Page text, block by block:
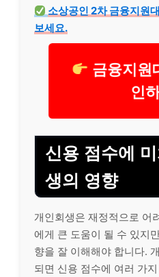
소상공인 2차 금융지원
보세요.
금융지원
인
신용 점수에
생의 영향
개인회생은 재정적으로 어
에게 큰 도움이 될 수 있지
향을 잘 이해해야 합니다.
되면 신용 점수에 여러 가